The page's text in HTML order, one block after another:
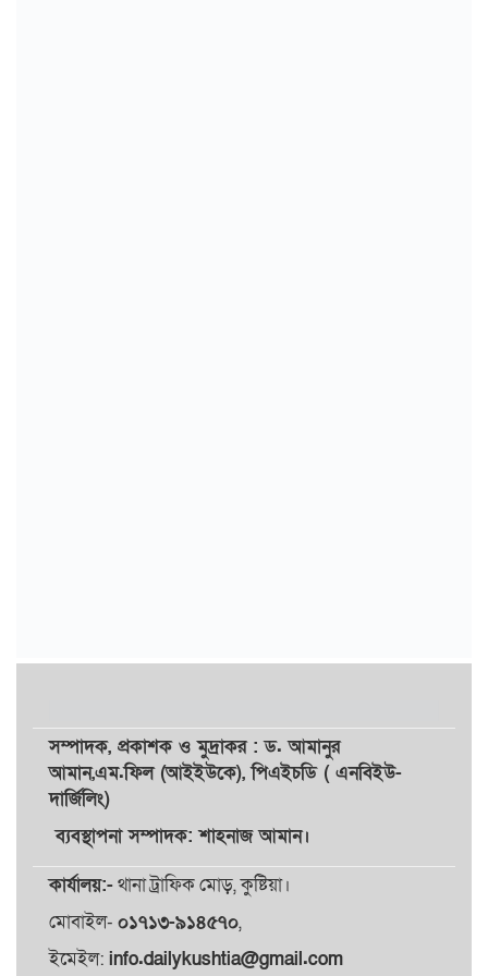
সম্পাদক, প্রকাশকওমুদ্রাকর: ড. আমানুর
আমান,এম.ফিল (আইইউকে), পিএইচডি ( এনবিইউ-
দার্জিলিং)
ব্যবস্থাপনা সম্পাদক: শাহনাজ আমান।
কার্যালয়:-থানা ট্রাফিক মোড়, কুষ্টিয়া।
মোবাইল- ০১৭১৩-৯১৪৫৭০,
ইমেইল: info.dailykushtia@gmail.com